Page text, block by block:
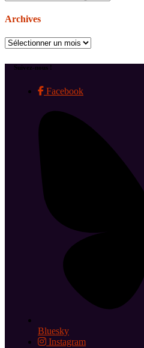
Archives
Archives
Suivez-nous !
Facebook
Bluesky
Instagram